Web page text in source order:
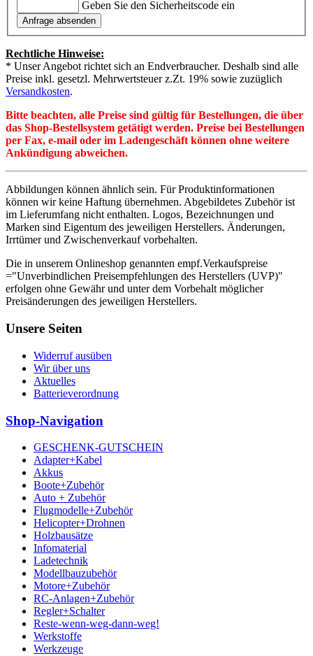
Geben Sie den Sicherheitscode ein
Rechtliche Hinweise:
* Unser Angebot richtet sich an Endverbraucher. Deshalb sind alle
Preise inkl. gesetzl. Mehrwertsteuer z.Zt. 19% sowie zuzüglich
Versandkosten.
Bitte beachten, alle Preise sind gültig für Bestellungen, die über
das Shop-Bestellsystem getätigt werden. Preise bei Bestellungen
per Fax, e-mail oder im Ladengeschäft können ohne weitere
Ankündigung abweichen.
Abbildungen können ähnlich sein. Für Produktinformationen
können wir keine Haftung übernehmen. Abgebildetes Zubehör ist
im Lieferumfang nicht enthalten. Logos, Bezeichnungen und
Marken sind Eigentum des jeweiligen Herstellers. Änderungen,
Irrtümer und Zwischenverkauf vorbehalten.
Die in unserem Onlineshop genannten empf.Verkaufspreise
="Unverbindlichen Preisempfehlungen des Herstellers (UVP)"
erfolgen ohne Gewähr und unter dem Vorbehalt möglicher
Preisänderungen des jeweiligen Herstellers.
Unsere Seiten
Widerruf ausüben
Wir über uns
Aktuelles
Batterieverordnung
Shop-Navigation
GESCHENK-GUTSCHEIN
Adapter+Kabel
Akkus
Boote+Zubehör
Auto + Zubehör
Flugmodelle+Zubehör
Helicopter+Drohnen
Holzbausätze
Infomaterial
Ladetechnik
Modellbauzubehör
Motore+Zubehör
RC-Anlagen+Zubehör
Regler+Schalter
Reste-wenn-weg-dann-weg!
Werkstoffe
Werkzeuge